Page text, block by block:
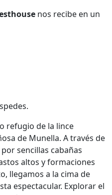
nos recibe en un
refugio de la lince
de Munella. A través de
sencillas cabañas
altos y formaciones
llegamos a la cima de
espectacular. Explorar el